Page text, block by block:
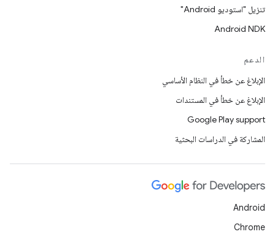
تنزيل "استوديو Android"
Android NDK
الدعم
الإبلاغ عن خطأ في النظام الأساسي
الإبلاغ عن خطأ في المستندات
Google Play support
المشاركة في الدراسات البحثية
Android
Chrome